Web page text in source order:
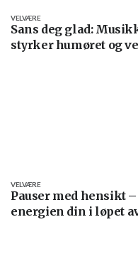
Sans deg glad:
styrker humøret og
VELVÆRE
Pauser med hensikt
energien din i løpet
VELVÆRE